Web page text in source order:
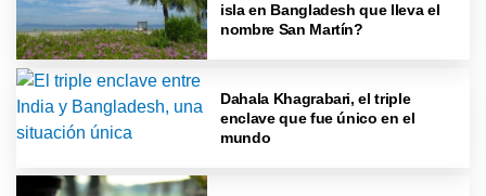
isla en Bangladesh que lleva el
nombre San Martín?
Dahala Khagrabari, el triple
enclave que fue único en el
mundo